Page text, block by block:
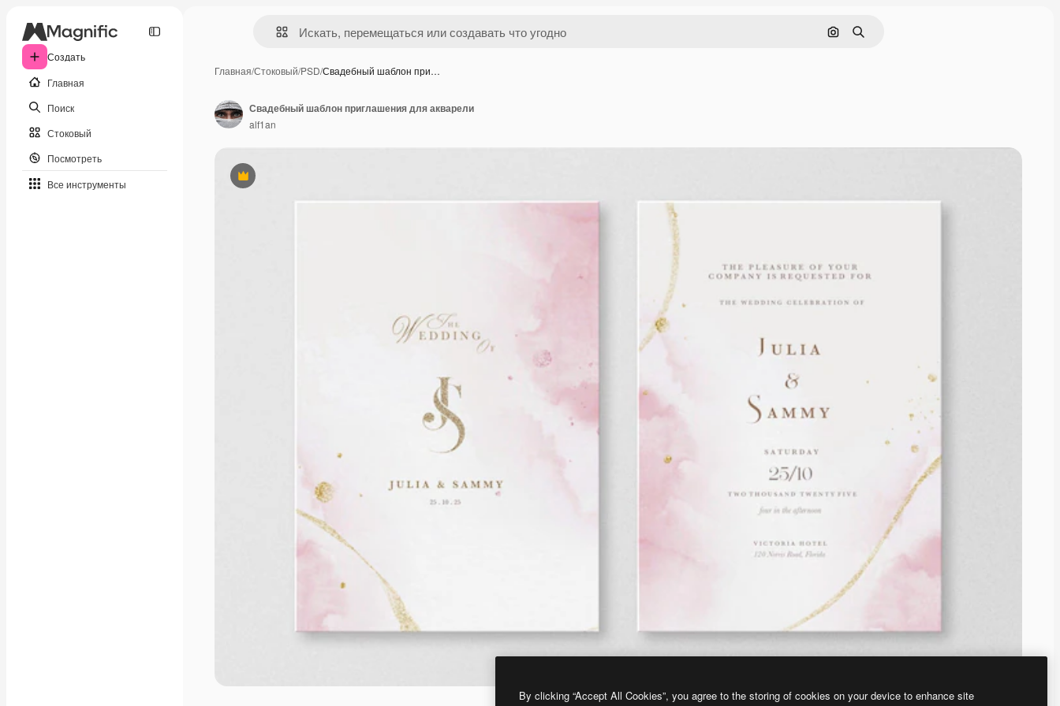
Создать
Главная
Поиск
Стоковый
Посмотреть
Все инструменты
Поиск по изображению
Поиск
Главная/Стоковый/PSD/Свадебный шаблон при…
Премиум
Свадебный шаблон приглашения для акварели
alf1an
By clicking “Accept All Cookies”, you agree to the storing of cookies on your device to enhance site